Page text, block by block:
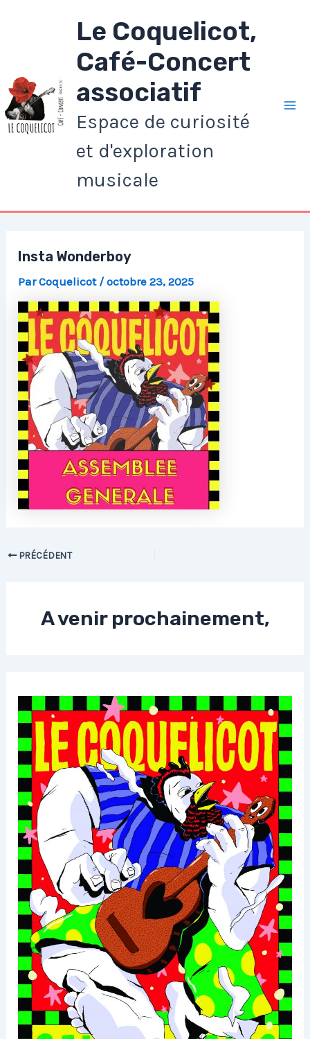
Le Coquelicot,
Café-Concert
associatif
Espace de curiosité
et d'exploration
musicale
Insta Wonderboy
ParCoquelicot /octobre 23, 2025
PRÉCÉDENT
A venir prochainement,